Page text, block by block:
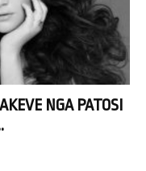
NGA PATOSI